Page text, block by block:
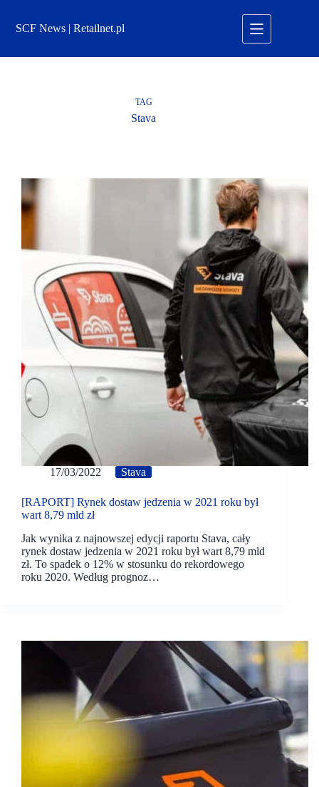
treściSCF News | Retailnet.pl
TAG
Stava
17/03/2022 Stava
[RAPORT] Rynek dostaw jedzenia w 2021 roku był
wart 8,79 mld zł
Jak wynika z najnowszej edycji raportu Stava, cały
rynek dostaw jedzenia w 2021 roku był wart 8,79 mld
zł. To spadek o 12% w stosunku do rekordowego
roku 2020. Według prognoz…